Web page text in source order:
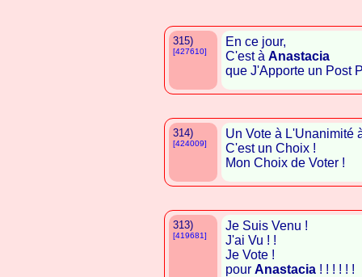
315)
[427610]
En ce jour,
C'est à Anastacia
que J'Apporte un Post
314)
[424009]
Un Vote à L'Unanimité
C'est un Choix !
Mon Choix de Voter !
313)
[419681]
Je Suis Venu !
J'ai Vu ! !
Je Vote !
pour Anastacia ! ! ! ! ! !